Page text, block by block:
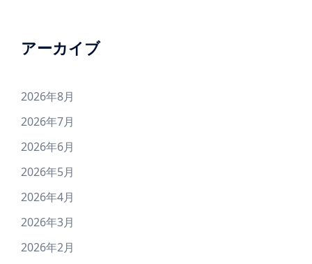
アーカイブ
2026年8月
2026年7月
2026年6月
2026年5月
2026年4月
2026年3月
2026年2月